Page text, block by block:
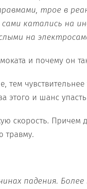
, трое в
катались на
на
и почему он
чувствительнее
этого и шанс
скорость. Причем
травму.
падения. Более